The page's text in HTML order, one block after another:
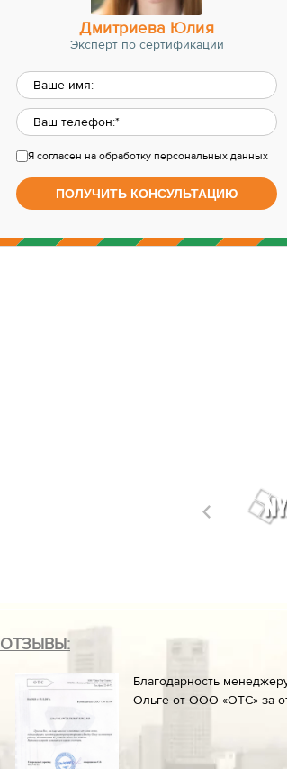
Дмитриева Юлия
Эксперт по сертификации
Я согласенна обработку персональных данных
ОТЗЫВЫ:
Благодарность
Ольге от ООО «ОТС» за